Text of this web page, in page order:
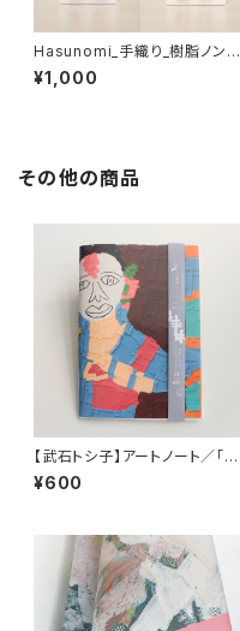
Hasunomi_手織り_樹脂ノンホ
ールピアス
¥1,000
その他の商品
【武石トシ子】アートノート／「イ
ンド・ヨガのポーズ」
¥600